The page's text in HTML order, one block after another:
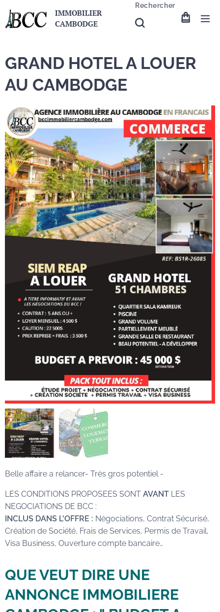
IMMOBILIER
CAMBODGE
Rechercher
GRAND HOTEL A LOUER
AU CAMBODGE
Belle affaire a relancer- Très gros potentiel -
LES CONDITIONS PROPOSEES SONT AVANT LES
NEGOCIATIONS DE BCC :
INCLUS DANS L'OFFRE : Négociations, Contrat Sécurisé,
Création de Société, Frais de Services, Permis de Travail,
Visa Business, Ouverture compte bancaire…
QUE VEUT DIRE UNE
ANNONCE IMMOBILIERE